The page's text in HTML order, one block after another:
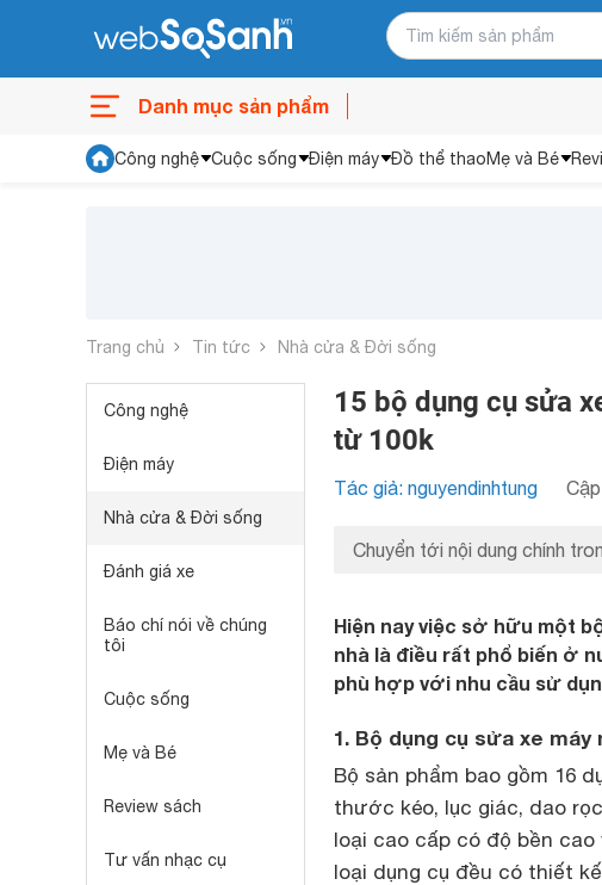
Danh mục sản phẩm
Công nghệ Cuộc sống Điện máy Đồ thể thaoMẹ và Bé
Trang chủ Tin tức Nhà cửa & Đời sống
Công nghệ
Điện máy
Nhà cửa & Đời sống
Đánh giá xe
Báo chí nói về chúng
tôi
Cuộc sống
Mẹ và Bé
Review sách
Tư vấn nhạc cụ
15 bộ dụng cụ sửa
từ 100k
Tác giả: nguyendinhtung
Chuyển tới nội dung chính
Hiện nay việc sở hữu một
nhà là điều rất phổ biến ở
phù hợp với nhu cầu sử
1. Bộ dụng cụ sửa xe máy
Bộ sản phẩm bao gồm 16
thước kéo, lục giác, dao
loại cao cấp có độ bền
loại dụng cụ đều có thiết